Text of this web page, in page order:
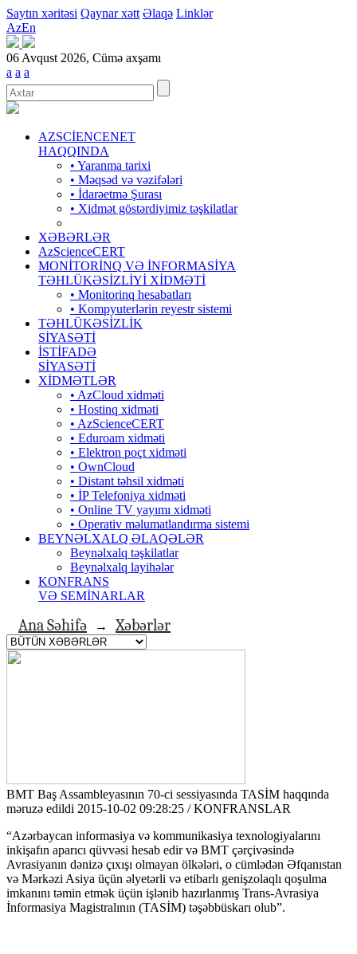
Saytın xəritəsi Qaynar xətt Əlaqə Linklər
AzEn
06 Avqust 2026, Cümə axşamı
a a a
AZSCİENCENET
HAQQINDA
• Yaranma tarixi
• Məqsəd və vəzifələri
• İdarəetmə Şurası
• Xidmət göstərdiyimiz təşkilatlar
XƏBƏRLƏR
AzScienceCERT
MONİTORİNQ VƏ İNFORMASİYA
TƏHLÜKƏSİZLİYİ XİDMƏTİ
• Monitorinq hesabatları
• Kompyuterlərin reyestr sistemi
TƏHLÜKƏSİZLİK
SİYASƏTİ
İSTİFADƏ
SİYASƏTİ
XİDMƏTLƏR
• AzCloud xidməti
• Hostinq xidməti
• AzScienceCERT
• Eduroam xidməti
• Elektron poçt xidməti
• OwnCloud
• Distant təhsil xidməti
• İP Telefoniya xidməti
• Оnline TV yayımı xidməti
• Operativ məlumatlandırma sistemi
BEYNƏLXALQ ƏLAQƏLƏR
Beynəlxalq təşkilatlar
Beynəlxalq layihələr
KONFRANS
VƏ SEMİNARLAR
Ana Səhifə → Xəbərlər
BMT Baş Assambleyasının 70-ci sessiyasında TASİM haqqında
məruzə edildi 2015-10-02 09:28:25 / KONFRANSLAR
“Azərbaycan informasiya və kommunikasiya texnologiyalarını
inkişafın aparıcı qüvvəsi hesab edir və BMT çərçivəsində
Avrasiyanın dənizə çıxışı olmayan ölkələri, o cümlədən Əfqanıstan
və Mərkəzi Asiya üçün əlyetərli və etibarlı genişzolaqlı qoşulma
imkanını təmin etmək üçün işlənib hazırlanmış Trans-Avrasiya
İnformasiya Magistralının (TASİM) təşəbbüskarı olub”.